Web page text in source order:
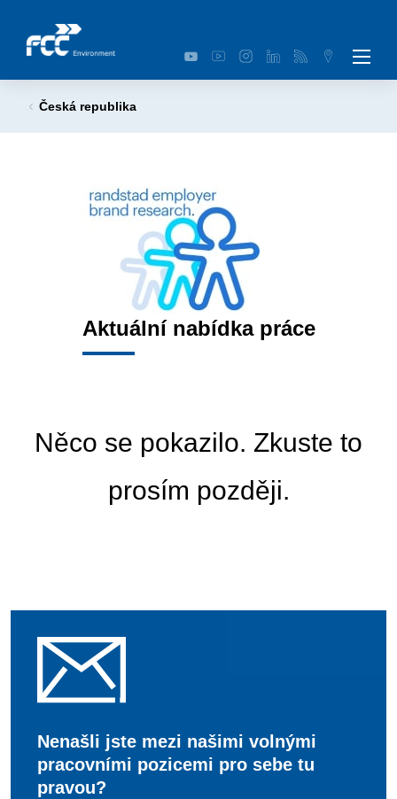
Česká republika
Aktuální nabídka práce
Něco se pokazilo. Zkuste to
prosím později.
Nenašli jste mezi našimi volnými
pracovními pozicemi pro sebe tu
pravou?